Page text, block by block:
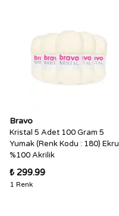
Bravo
Kristal 5 Adet 100 Gram 5
Yumak (Renk Kodu : 180) Ekru
%100 Akrilik
₺ 299.99
1 Renk